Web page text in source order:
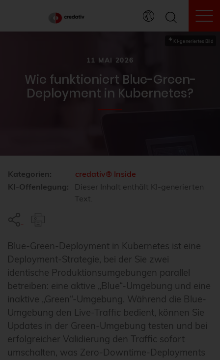
KI-generiertes Bild
11 MAI 2026
Wie funktioniert Blue-Green-
Deployment in Kubernetes?
Kategorien:
credativ® Inside
KI-Offenlegung:
Dieser Inhalt enthält KI-generierten
Text.
Blue-Green-Deployment in Kubernetes ist eine
Deployment-Strategie, bei der Sie zwei
identische Produktionsumgebungen parallel
betreiben: eine aktive „Blue“-Umgebung und eine
inaktive „Green“-Umgebung. Während die Blue-
Umgebung den Live-Traffic bedient, können Sie
Updates in der Green-Umgebung testen und bei
erfolgreicher Validierung den Traffic sofort
umschalten, was Zero-Downtime-Deployments